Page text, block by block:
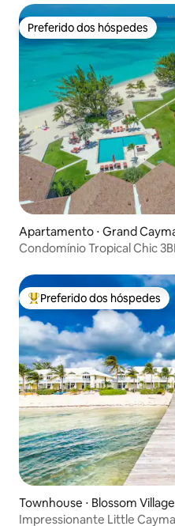
Preferido dos hóspedes
Preferido dos hóspedes
Apartamento ⋅ Grand
Condomínio Tropical Chic
Entre os melhores preferidos
Preferido dos hóspedes
Townhouse ⋅ Blossom Village
Impressionante Little